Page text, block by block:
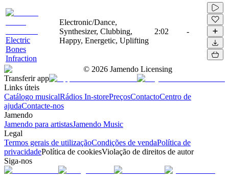
Electric
Bones
Infraction
Electronic/Dance,
Synthesizer, Clubbing,
Happy, Energetic, Uplifting
2:02 -
© 2026 Jamendo Licensing
Transferir app
Links úteis
Catálogo musicalRádios In-storePreçosContactoCentro de
ajudaContacte-nos
Jamendo
Jamendo para artistasJamendo Music
Legal
Termos gerais de utilizaçãoCondições de vendaPolítica de
privacidadePolítica de cookiesViolação de direitos de autor
Siga-nos